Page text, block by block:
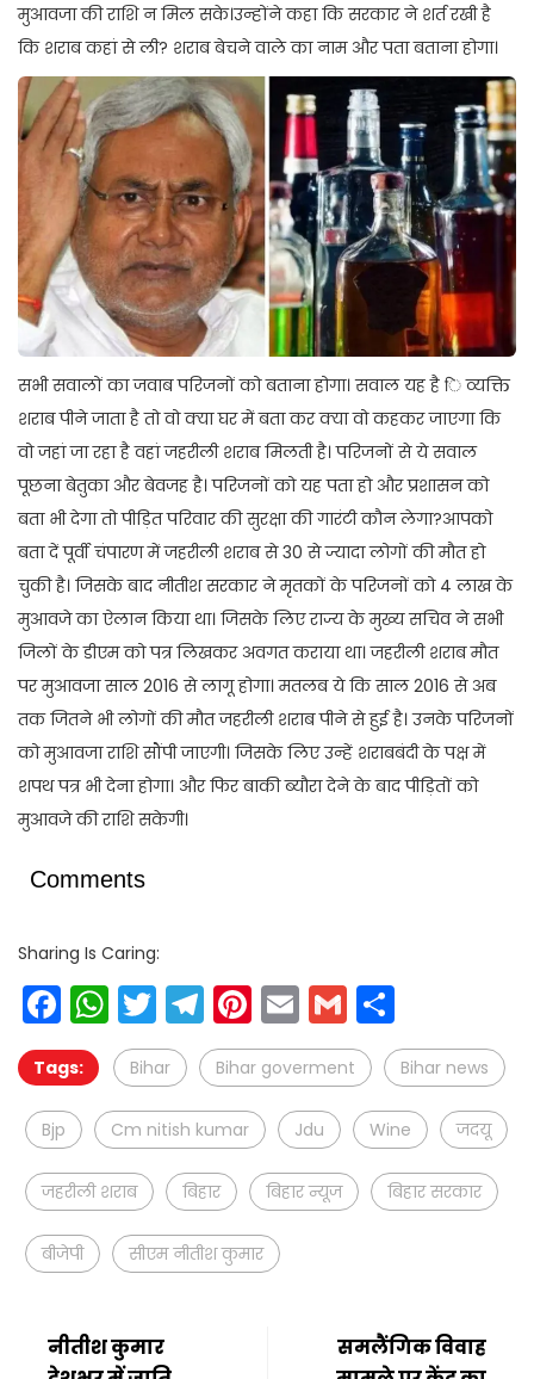
मुआवजा की राशि न मिल सके।उन्होंने कहा कि सरकार ने शर्त रखी है
कि शराब कहां से ली? शराब बेचने वाले का नाम और पता बताना होगा।
सभी सवालों का जवाब परिजनों को बताना होगा। सवाल यह है ि व्यक्ति
शराब पीने जाता है तो वो क्या घर में बता कर क्या वो कहकर जाएगा कि
वो जहां जा रहा है वहां जहरीली शराब मिलती है। परिजनों से ये सवाल
पूछना बेतुका और बेवजह है। परिजनों को यह पता हो और प्रशासन को
बता भी देगा तो पीड़ित परिवार की सुरक्षा की गारंटी कौन लेगा?आपको
बता दें पूर्वी चंपारण में जहरीली शराब से 30 से ज्यादा लोगों की मौत हो
चुकी है। जिसके बाद नीतीश सरकार ने मृतकों के परिजनों को 4 लाख के
मुआवजे का ऐलान किया था। जिसके लिए राज्य के मुख्य सचिव ने सभी
जिलों के डीएम को पत्र लिखकर अवगत कराया था। जहरीली शराब मौत
पर मुआवजा साल 2016 से लागू होगा। मतलब ये कि साल 2016 से अब
तक जितने भी लोगों की मौत जहरीली शराब पीने से हुई है। उनके परिजनों
को मुआवजा राशि सौंपी जाएगी। जिसके लिए उन्हें शराबबंदी के पक्ष में
शपथ पत्र भी देना होगा। और फिर बाकी ब्यौरा देने के बाद पीड़ितों को
मुआवजे की राशि सकेगी।
Comments
Sharing Is Caring:
Facebook
WhatsApp
Twitter
Telegram
Pinterest
EmailGmail
Tags: Bihar Bihar goverment Bihar news
Bjp Cm nitish kumar Jdu Wine जदयू
जहरीली शराब बिहार बिहार न्यूज बिहार सरकार
बीजेपी सीएम नीतीश कुमार
नीतीश कुमार
समलैंगिक विवाह